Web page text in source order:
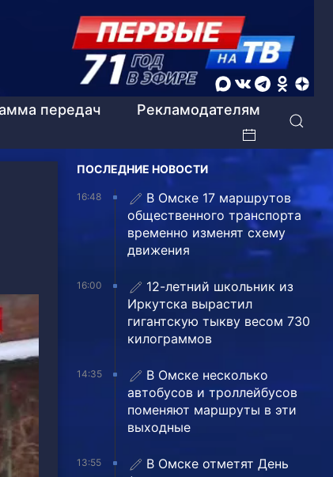
передач
Рекламодателям
ПОСЛЕДНИЕ НОВОСТИ
16:48
В Омске 17 маршрутов
общественного транспорта
временно изменят схему
движения
16:00
12-летний школьник из
Иркутска вырастил
гигантскую тыкву весом 730
килограммов
14:35
В Омске несколько
автобусов и троллейбусов
поменяют маршруты в эти
выходные
13:55
В Омске отметят День